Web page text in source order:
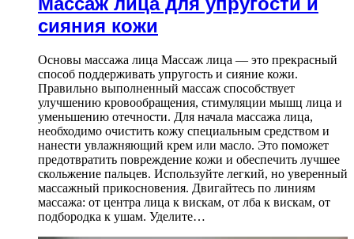
сияния кожи
Основы массажа лица Массаж лица — это прекрасный
способ поддерживать упругость и сияние кожи.
Правильно выполненный массаж способствует
улучшению кровообращения, стимуляции мышц лица и
уменьшению отечности. Для начала массажа лица,
необходимо очистить кожу специальным средством и
нанести увлажняющий крем или масло. Это поможет
предотвратить повреждение кожи и обеспечить лучшее
скольжение пальцев. Используйте легкий, но уверенный
массажный прикосновения. Двигайтесь по линиям
массажа: от центра лица к вискам, от лба к вискам, от
подбородка к ушам. Уделите…